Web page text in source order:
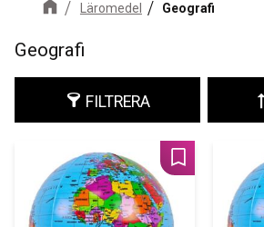
Läromedel Geografi
Geografi
FILTRERA
Lägg till i